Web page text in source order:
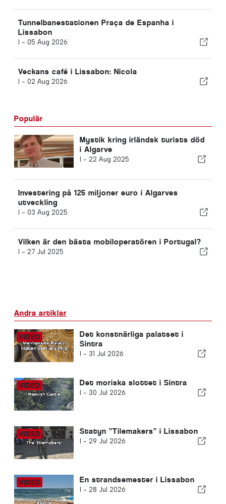
Tunnelbanestationen Praça de Espanha i
Lissabon
I - 05 Aug 2026
Veckans café i Lissabon: Nicola
I - 02 Aug 2026
Populär
Mystik kring irländsk turists död
i Algarve
I - 22 Aug 2025
Investering på 125 miljoner euro i Algarves
utveckling
I - 03 Aug 2025
Vilken är den bästa mobiloperatören i Portugal?
I - 27 Jul 2025
Andra artiklar
Det konstnärliga palatset i
Sintra
I - 31 Jul 2026
Det moriska slottet i Sintra
I - 30 Jul 2026
Statyn ”Tilemakers” i Lissabon
I - 29 Jul 2026
En strandsemester i Lissabon
I - 28 Jul 2026